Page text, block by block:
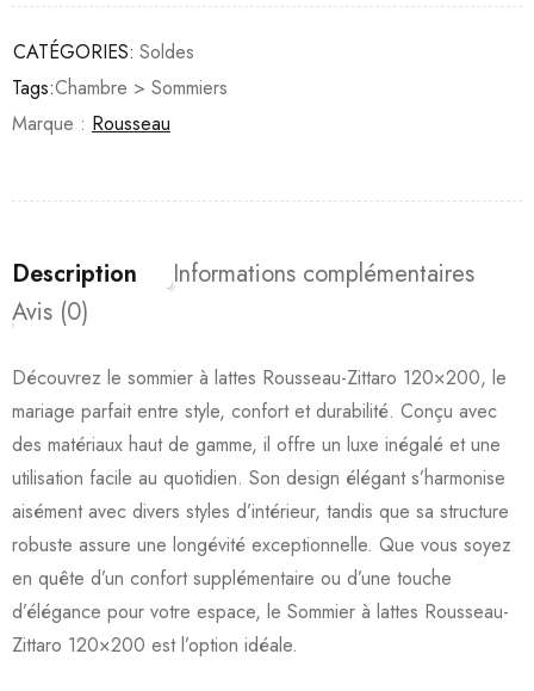
CATÉGORIES: Soldes
Tags:Chambre > Sommiers
Marque : Rousseau
Description
Informations complémentaires
Avis (0)
Découvrez le sommier à lattes Rousseau-Zittaro 120×200, le
mariage parfait entre style, confort et durabilité. Conçu avec
des matériaux haut de gamme, il offre un luxe inégalé et une
utilisation facile au quotidien. Son design élégant s’harmonise
aisément avec divers styles d’intérieur, tandis que sa structure
robuste assure une longévité exceptionnelle. Que vous soyez
en quête d’un confort supplémentaire ou d’une touche
d’élégance pour votre espace, le Sommier à lattes Rousseau-
Zittaro 120×200 est l’option idéale.